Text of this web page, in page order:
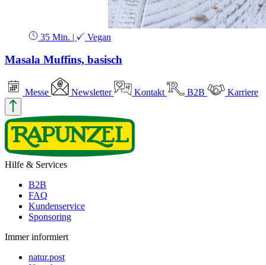
35 Min. | Vegan
Masala Muffins, basisch
Messe Newsletter Kontakt B2B Karriere
Hilfe & Services
B2B
FAQ
Kundenservice
Sponsoring
Immer informiert
natur.post